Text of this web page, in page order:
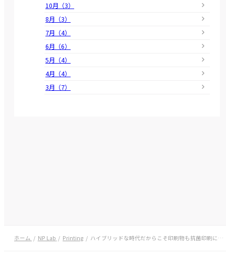
10月（3）
8月（3）
7月（4）
6月（6）
5月（4）
4月（4）
3月（7）
ホーム NP Lab Printing ハイブリッドな時代だからこそ印刷物も抗菌印刷に…